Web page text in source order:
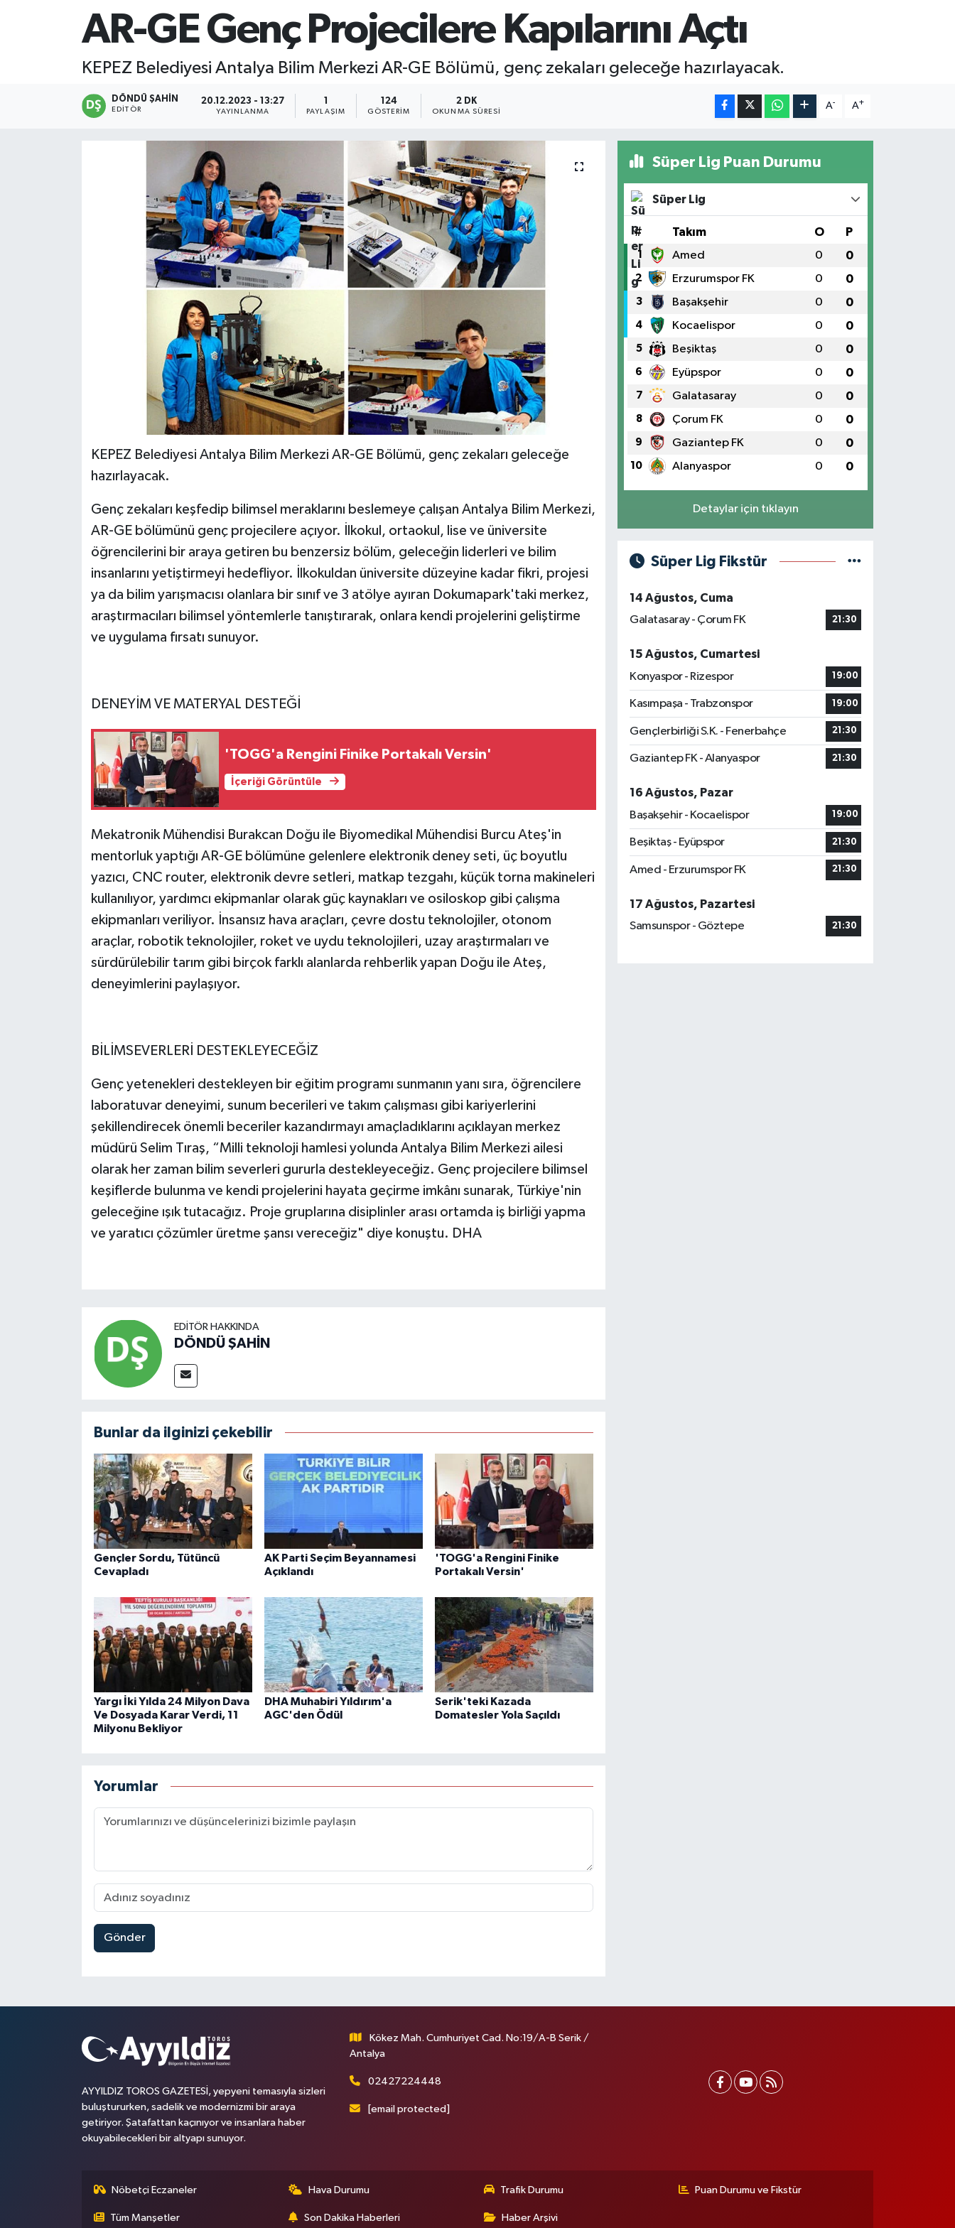
AR-GE Genç Projecilere Kapılarını Açtı
KEPEZ Belediyesi Antalya Bilim Merkezi AR-GE Bölümü, genç zekaları geleceğe hazırlayacak.
DÖNDÜ ŞAHİN
EDITÖR
20.12.2023 - 13:27
YAYINLANMA
1
PAYLAŞIM
124
GÖSTERIM
2 DK
OKUNMA SÜRESI
A- A+
KEPEZ Belediyesi Antalya Bilim Merkezi AR-GE Bölümü, genç zekaları geleceğe
hazırlayacak.
Genç zekaları keşfedip bilimsel meraklarını beslemeye çalışan Antalya Bilim Merkezi,
AR-GE bölümünü genç projecilere açıyor. İlkokul, ortaokul, lise ve üniversite
öğrencilerini bir araya getiren bu benzersiz bölüm, geleceğin liderleri ve bilim
insanlarını yetiştirmeyi hedefliyor. İlkokuldan üniversite düzeyine kadar fikri, projesi
ya da bilim yarışmacısı olanlara bir sınıf ve 3 atölye ayıran Dokumapark'taki merkez,
araştırmacıları bilimsel yöntemlerle tanıştırarak, onlara kendi projelerini geliştirme
ve uygulama fırsatı sunuyor.
DENEYİM VE MATERYAL DESTEĞİ
'TOGG'a Rengini Finike Portakalı Versin'
İçeriği Görüntüle
Mekatronik Mühendisi Burakcan Doğu ile Biyomedikal Mühendisi Burcu Ateş'in
mentorluk yaptığı AR-GE bölümüne gelenlere elektronik deney seti, üç boyutlu
yazıcı, CNC router, elektronik devre setleri, matkap tezgahı, küçük torna makineleri
kullanılıyor, yardımcı ekipmanlar olarak güç kaynakları ve osiloskop gibi çalışma
ekipmanları veriliyor. İnsansız hava araçları, çevre dostu teknolojiler, otonom
araçlar, robotik teknolojiler, roket ve uydu teknolojileri, uzay araştırmaları ve
sürdürülebilir tarım gibi birçok farklı alanlarda rehberlik yapan Doğu ile Ateş,
deneyimlerini paylaşıyor.
BİLİMSEVERLERİ DESTEKLEYECEĞİZ
Genç yetenekleri destekleyen bir eğitim programı sunmanın yanı sıra, öğrencilere
laboratuvar deneyimi, sunum becerileri ve takım çalışması gibi kariyerlerini
şekillendirecek önemli beceriler kazandırmayı amaçladıklarını açıklayan merkez
müdürü Selim Tıraş, “Milli teknoloji hamlesi yolunda Antalya Bilim Merkezi ailesi
olarak her zaman bilim severleri gururla destekleyeceğiz. Genç projecilere bilimsel
keşiflerde bulunma ve kendi projelerini hayata geçirme imkânı sunarak, Türkiye'nin
geleceğine ışık tutacağız. Proje gruplarına disiplinler arası ortamda iş birliği yapma
ve yaratıcı çözümler üretme şansı vereceğiz" diye konuştu. DHA
EDITÖR HAKKINDA
DÖNDÜ ŞAHİN
Bunlar da ilginizi çekebilir
Gençler Sordu, Tütüncü
Cevapladı
AK Parti Seçim Beyannamesi
Açıklandı
'TOGG'a Rengini Finike
Portakalı Versin'
Yargı İki Yılda 24 Milyon Dava
Ve Dosyada Karar Verdi, 11
Milyonu Bekliyor
DHA Muhabiri Yıldırım'a
AGC'den Ödül
Serik'teki Kazada
Domatesler Yola Saçıldı
Yorumlar
Gönder
Süper Lig Puan Durumu
Süper Lig
# Takım O P
1 Amed 0 0
2 Erzurumspor FK 0 0
3 Başakşehir 0 0
4 Kocaelispor 0 0
5 Beşiktaş 0 0
6 Eyüpspor 0 0
7 Galatasaray 0 0
8 Çorum FK 0 0
9 Gaziantep FK 0 0
10 Alanyaspor 0 0
Detaylar için tıklayın
Süper Lig Fikstür
14 Ağustos, Cuma
Galatasaray - Çorum FK
21:30
15 Ağustos, Cumartesi
Konyaspor - Rizespor
19:00
Kasımpaşa - Trabzonspor 19:00
Gençlerbirliği S.K. - Fenerbahçe 21:30
Gaziantep FK - Alanyaspor 21:30
16 Ağustos, Pazar
Başakşehir - Kocaelispor
19:00
Beşiktaş - Eyüpspor 21:30
Amed - Erzurumspor FK 21:30
17 Ağustos, Pazartesi
Samsunspor - Göztepe
21:30
AYYILDIZ TOROS GAZETESİ, yepyeni temasıyla sizleri
buluştururken, sadelik ve modernizmi bir araya
getiriyor. Şatafattan kaçınıyor ve insanlara haber
okuyabilecekleri bir altyapı sunuyor.
Kökez Mah. Cumhuriyet Cad. No:19/A-B Serik /
Antalya
02427224448
[email protected]
Nöbetçi Eczaneler Hava Durumu Trafik Durumu Puan Durumu ve Fikstür
Tüm Manşetler Son Dakika Haberleri Haber Arşivi